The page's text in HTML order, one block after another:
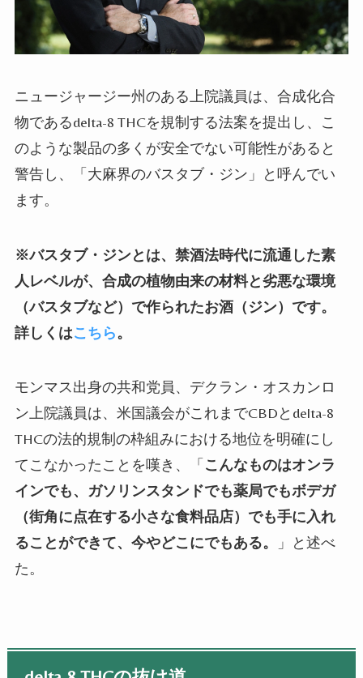
ニュージャージー州のある上院議員は、合成化合
物であるdelta-8 THCを規制する法案を提出し、こ
のような製品の多くが安全でない可能性があると
警告し、「大麻界のバスタブ・ジン」と呼んでい
ます。
※バスタブ・ジンとは、禁酒法時代に流通した素
人レベルが、合成の植物由来の材料と劣悪な環境
（バスタブなど）で作られたお酒（ジン）です。
詳しくはこちら。
モンマス出身の共和党員、デクラン・オスカンロ
ン上院議員は、米国議会がこれまでCBDと delta-8
THCの法的規制の枠組みにおける地位を明確にし
てこなかったことを嘆き、「 こんなものはオンラ
インでも、ガソリンスタンドでも薬局でもボデガ
（街角に点在する小さな食料品店）でも手に入れ
ることができて、今やどこにでもある。
」と述べ
た。